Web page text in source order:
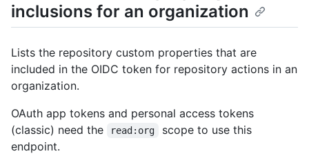
inclusions for an organization
Lists the repository custom properties that are
included in the OIDC token for repository actions in an
organization.
OAuth app tokens and personal access tokens
(classic) need the
read:org
scope to use this
endpoint.